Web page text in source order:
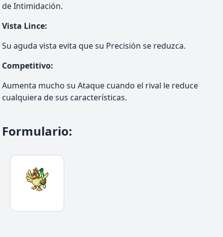
de Intimidación.
Vista Lince:
Su aguda vista evita que su Precisión se reduzca.
Competitivo:
Aumenta mucho su Ataque cuando el rival le reduce
cualquiera de sus características.
Formulario: